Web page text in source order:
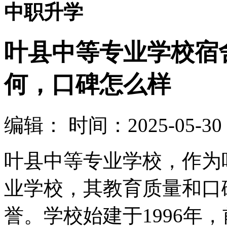
中职升学
叶县中等专业学校
何，口碑怎么样
编辑：
时间：2025-05-30
叶县中等专业学校，作
业学校，其教育质量和
誉。学校始建于1996年